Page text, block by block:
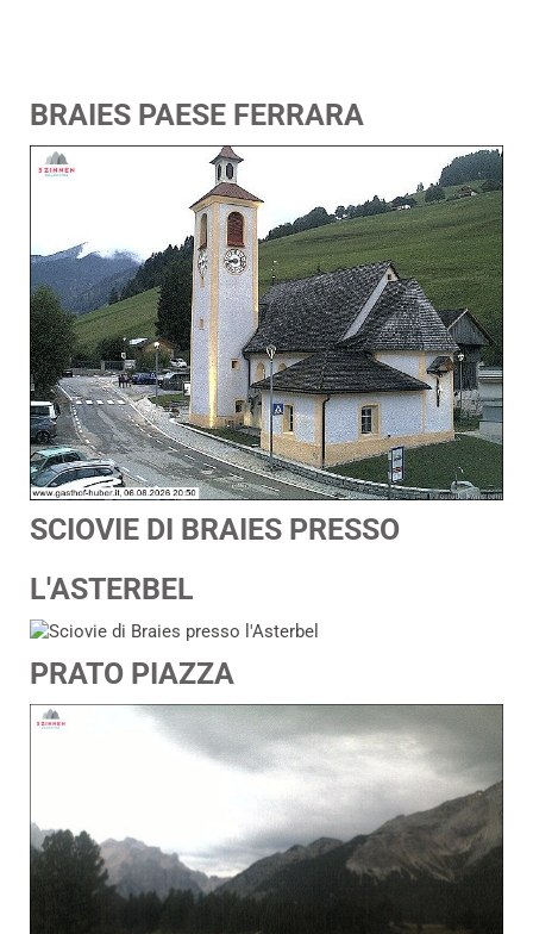
BRAIES PAESE FERRARA
SCIOVIE DI BRAIES PRESSO
L'ASTERBEL
PRATO PIAZZA